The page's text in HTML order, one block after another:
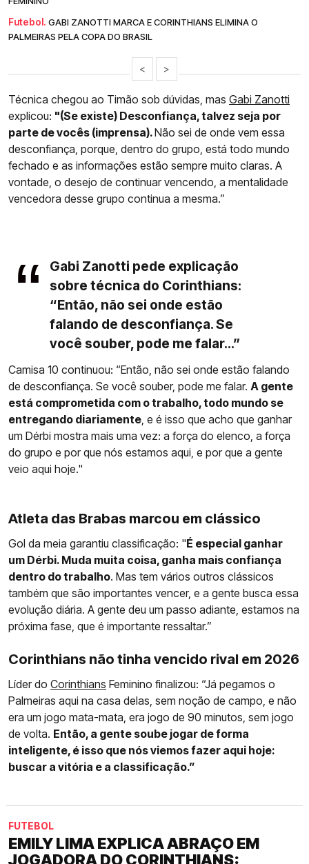
Futebol. GABI ZANOTTI MARCA E CORINTHIANS ELIMINA O
PALMEIRAS PELA COPA DO BRASIL
< >
Técnica chegou ao Timão sob dúvidas, mas Gabi Zanotti
explicou: "(Se existe) Desconfiança, talvez seja por
parte de vocês (imprensa).Não sei de onde vem essa
desconfiança, porque, dentro do grupo, está todo mundo
fechado e as informações estão sempre muito claras. A
vontade, o desejo de continuar vencendo, a mentalidade
vencedora desse grupo continua a mesma.”
Gabi Zanotti pede explicação
sobre técnica do Corinthians:
“Então, não sei onde estão
falando de desconfiança. Se
você souber, pode me falar...”
Camisa 10 continuou: “Então, não sei onde estão falando
de desconfiança. Se você souber, pode me falar. A gente
está comprometida com o trabalho, todo mundo se
entregando diariamente, e é isso que acho que ganhar
um Dérbi mostra mais uma vez: a força do elenco, a força
do grupo e por que nós estamos aqui, e por que a gente
veio aqui hoje."
Atleta das Brabas marcou em clássico
Gol da meia garantiu classificação: "É especial ganhar
um Dérbi. Muda muita coisa, ganha mais confiança
dentro do trabalho. Mas tem vários outros clássicos
também que são importantes vencer, e a gente busca essa
evolução diária. A gente deu um passo adiante, estamos na
próxima fase, que é importante ressaltar.”
Corinthians não tinha vencido rival em 2026
Líder do Corinthians Feminino finalizou: “Já pegamos o
Palmeiras aqui na casa delas, sem noção de campo, e não
era um jogo mata-mata, era jogo de 90 minutos, sem jogo
de volta. Então, a gente soube jogar de forma
inteligente, é isso que nós viemos fazer aqui hoje:
buscar a vitória e a classificação.”
FUTEBOL
EMILY LIMA EXPLICA ABRAÇO EM
JOGADORA DO CORINTHIANS: